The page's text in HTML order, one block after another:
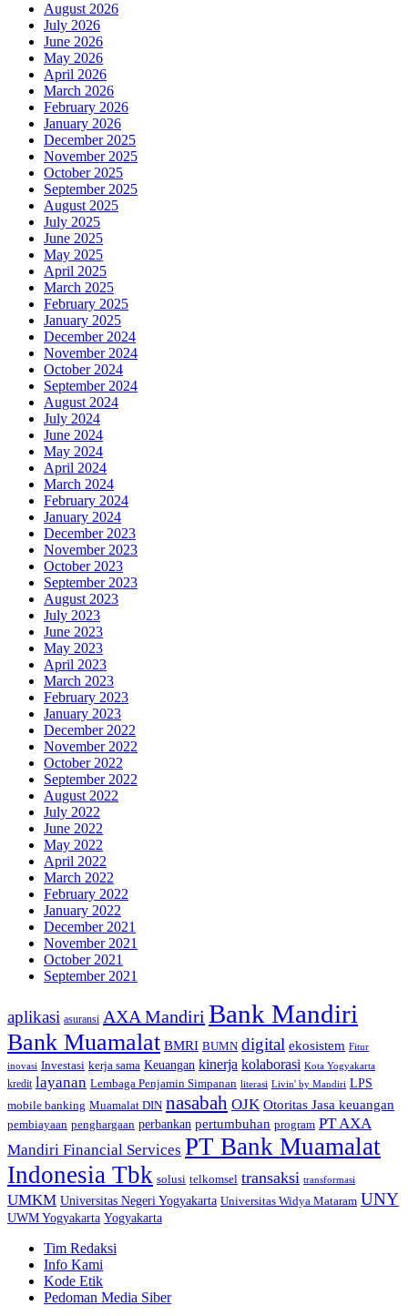
August 2026
July 2026
June 2026
May 2026
April 2026
March 2026
February 2026
January 2026
December 2025
November 2025
October 2025
September 2025
August 2025
July 2025
June 2025
May 2025
April 2025
March 2025
February 2025
January 2025
December 2024
November 2024
October 2024
September 2024
August 2024
July 2024
June 2024
May 2024
April 2024
March 2024
February 2024
January 2024
December 2023
November 2023
October 2023
September 2023
August 2023
July 2023
June 2023
May 2023
April 2023
March 2023
February 2023
January 2023
December 2022
November 2022
October 2022
September 2022
August 2022
July 2022
June 2022
May 2022
April 2022
March 2022
February 2022
January 2022
December 2021
November 2021
October 2021
September 2021
aplikasi asuransi AXA Mandiri Bank Mandiri
Bank Muamalat BMRI BUMN digital ekosistem Fitur
inovasi Investasi kerja sama Keuangan kinerja kolaborasi Kota Yogyakarta
kredit layanan Lembaga Penjamin Simpanan literasi Livin' by Mandiri LPS
mobile banking Muamalat DIN nasabah OJK Otoritas Jasa keuangan
pembiayaan penghargaan perbankan pertumbuhan program PT AXA
Mandiri Financial Services PT Bank Muamalat
Indonesia Tbk solusi telkomsel transaksi transformasi
UMKM Universitas Negeri Yogyakarta Universitas Widya Mataram UNY
UWM Yogyakarta Yogyakarta
Tim Redaksi
Info Kami
Kode Etik
Pedoman Media Siber